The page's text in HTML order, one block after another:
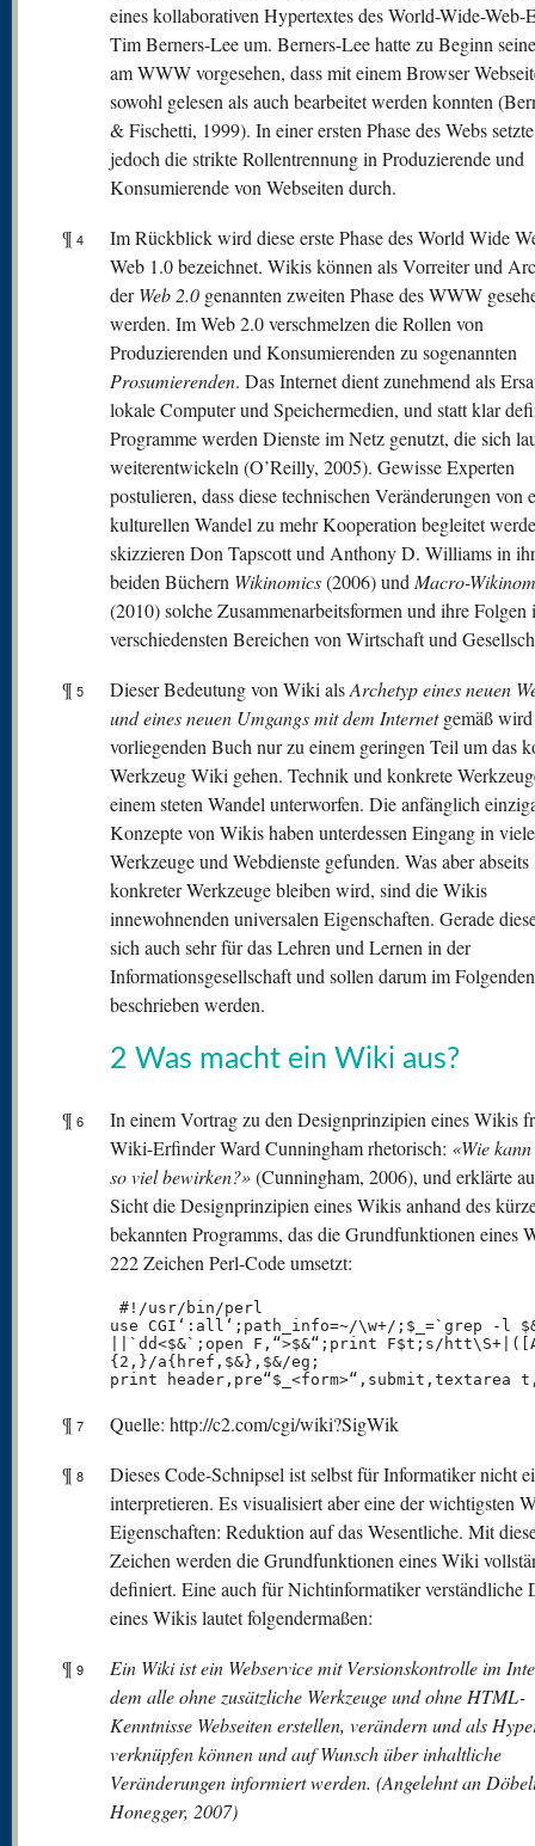
eines kollaborativen Hypertextes des World-Wide-Web-
Tim Berners-Lee um. Berners-Lee hatte zu Beginn
am WWW vorgesehen, dass mit einem Browser
sowohl gelesen als auch bearbeitet werden konnten
& Fischetti, 1999). In einer ersten Phase des Webs
jedoch die strikte Rollentrennung in Produzierende und
Konsumierende von Webseiten durch.
¶ 4
Im Rückblick wird diese erste Phase des World Wide
Web 1.0 bezeichnet. Wikis können als Vorreiter und
derWeb 2.0 genannten zweiten Phase des WWW
werden. Im Web 2.0 verschmelzen die Rollen von
Produzierenden und Konsumierenden zu sogenannten
Prosumierenden. Das Internet dient zunehmend als
lokale Computer und Speichermedien, und statt klar
Programme werden Dienste im Netz genutzt, die sich
weiterentwickeln (O’Reilly, 2005). Gewisse Experten
postulieren, dass diese technischen Veränderungen von
kulturellen Wandel zu mehr Kooperation begleitet
skizzieren Don Tapscott und Anthony D. Williams in
beiden Büchern Wikinomics(2006) und Macro-
(2010) solche Zusammenarbeitsformen und ihre Folgen
verschiedensten Bereichen von Wirtschaft und
¶ 5 Dieser Bedeutung von Wiki alsArchetyp eines neuen
und eines neuen Umgangs mit dem Internetgemäß
vorliegenden Buch nur zu einem geringen Teil um das
Werkzeug Wiki gehen. Technik und konkrete
einem steten Wandel unterworfen. Die anfänglich
Konzepte von Wikis haben unterdessen Eingang in
Werkzeuge und Webdienste gefunden. Was aber abseits
konkreter Werkzeuge bleiben wird, sind die Wikis
innewohnenden universalen Eigenschaften. Gerade
sich auch sehr für das Lehren und Lernen in der
Informationsgesellschaft und sollen darum im Folgenden
beschrieben werden.
2 Was macht ein Wiki aus?
¶ 6
In einem Vortrag zu den Designprinzipien eines Wikis
Wiki-Erfinder Ward Cunningham rhetorisch: «Wie
so viel bewirken?»(Cunningham, 2006), und erklärte
Sicht die Designprinzipien eines Wikis anhand des
bekannten Programms, das die Grundfunktionen eines
222 Zeichen Perl-Code umsetzt:
#!/usr/bin/perl
use CGI‘:all‘;path_info=~/\w+/;$_=`grep -l
||`dd<$&`;open F,“>$&“;print F$t;s/
{2,}/a{href,$&},$&/eg;
print header,pre“$_<form>“,submit,textarea
¶ 7
Quelle: http://c2.com/cgi/wiki?SigWik
¶ 8
Dieses Code-Schnipsel ist selbst für Informatiker nicht
interpretieren. Es visualisiert aber eine der wichtigsten
Eigenschaften: Reduktion auf das Wesentliche. Mit
Zeichen werden die Grundfunktionen eines Wiki
definiert. Eine auch für Nichtinformatiker verständliche
eines Wikis lautet folgendermaßen:
¶ 9
Ein Wiki ist ein Webservice mit Versionskontrolle im
dem alle ohne zusätzliche Werkzeuge und ohne HTML-
Kenntnisse Webseiten erstellen, verändern und als
verknüpfen können und auf Wunsch über inhaltliche
Veränderungen informiert werden. (Angelehnt an
Honegger, 2007)